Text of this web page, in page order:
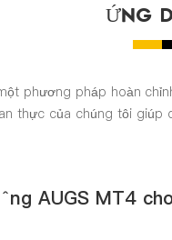
Ứng
phương pháp hoàn
thực của chúng tôi
AUGS MT4